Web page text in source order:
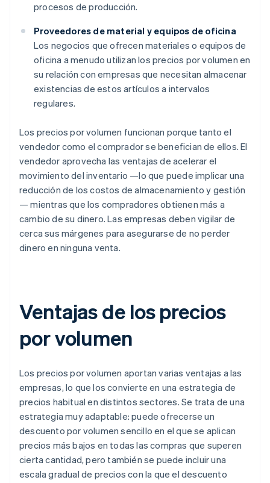
procesos de producción.
Proveedores de material y equipos de oficina
Los negocios que ofrecen materiales o equipos de
oficina a menudo utilizan los precios por volumen en
su relación con empresas que necesitan almacenar
existencias de estos artículos a intervalos
regulares.
Los precios por volumen funcionan porque tanto el
vendedor como el comprador se benefician de ellos. El
vendedor aprovecha las ventajas de acelerar el
movimiento del inventario —lo que puede implicar una
reducción de los costos de almacenamiento y gestión
— mientras que los compradores obtienen más a
cambio de su dinero. Las empresas deben vigilar de
cerca sus márgenes para asegurarse de no perder
dinero en ninguna venta.
Ventajas de los precios
por volumen
Los precios por volumen aportan varias ventajas a las
empresas, lo que los convierte en una estrategia de
precios habitual en distintos sectores. Se trata de una
estrategia muy adaptable: puede ofrecerse un
descuento por volumen sencillo en el que se aplican
precios más bajos en todas las compras que superen
cierta cantidad, pero también se puede incluir una
escala gradual de precios con la que el descuento